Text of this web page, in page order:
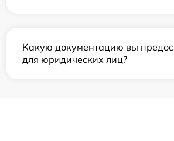
Какую документацию вы
для юридических лиц?